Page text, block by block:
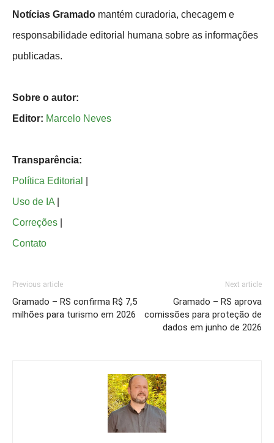
Notícias Gramado mantém curadoria, checagem e
responsabilidade editorial humana sobre as informações
publicadas.
Sobre o autor:
Editor: Marcelo Neves
Transparência:
Política Editorial
Uso de IA
Correções
Contato
Previous article
Gramado – RS confirma R$ 7,5
milhões para turismo em 2026
Next article
Gramado – RS aprova
comissões para proteção de
dados em junho de 2026